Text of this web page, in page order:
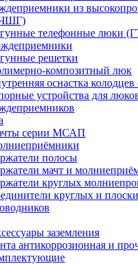
из
телефонные люки
решетки
композитный люк
оснастка
устройства для
серии МСАП
полосы
мачт и
круглых
круглых и
заземления
антикоррозионная и